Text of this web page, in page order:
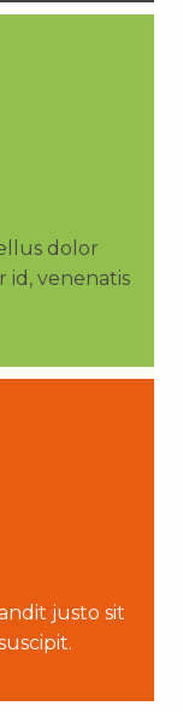
dolor
venenatis
justo sit